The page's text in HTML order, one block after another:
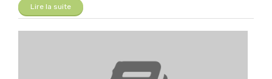
Lire la suite